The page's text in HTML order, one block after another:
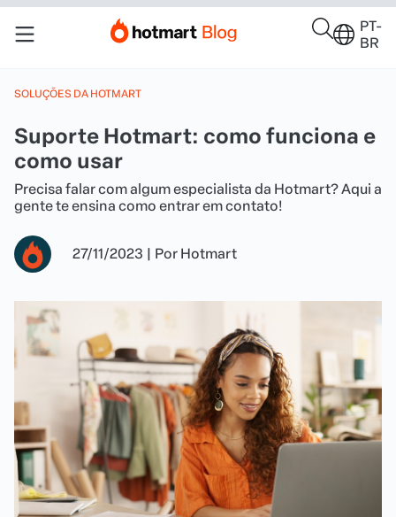
PT-
BR
SOLUÇÕES DA HOTMART
Suporte Hotmart: como funciona e
como usar
Precisa falar com algum especialista da Hotmart? Aqui a
gente te ensina como entrar em contato!
27/11/2023 | Por Hotmart